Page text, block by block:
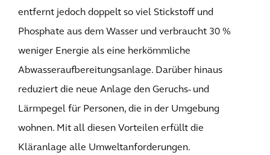
entfernt jedoch doppelt so viel Stickstoff und
Phosphate aus dem Wasser und verbraucht 30 %
weniger Energie als eine herkömmliche
Abwasseraufbereitungsanlage. Darüber hinaus
reduziert die neue Anlage den Geruchs- und
Lärmpegel für Personen, die in der Umgebung
wohnen. Mit all diesen Vorteilen erfüllt die
Kläranlage alle Umweltanforderungen.